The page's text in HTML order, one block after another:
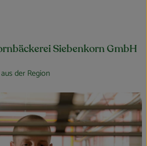
Siebenkorn GmbH
der Region